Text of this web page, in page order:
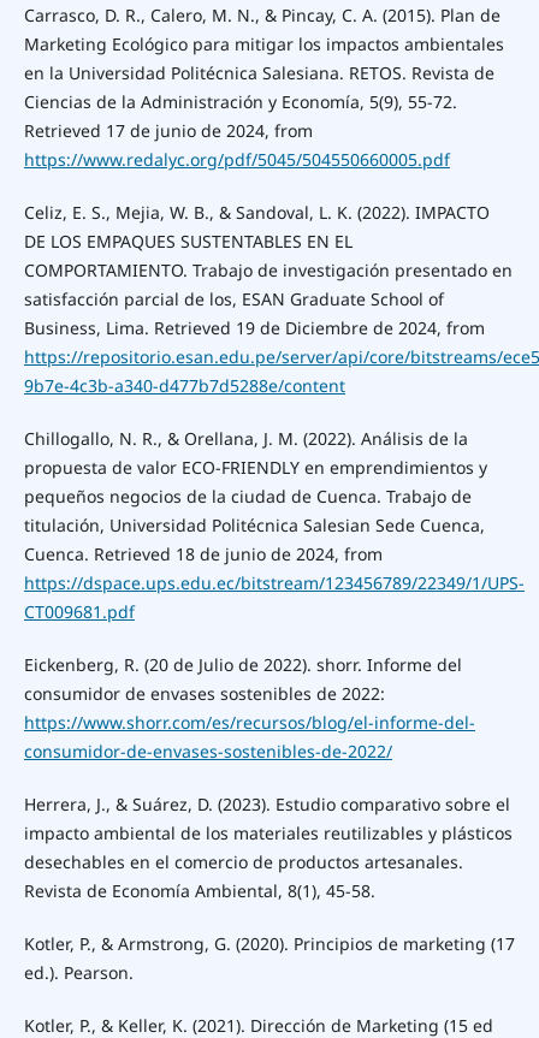
Carrasco, D. R., Calero, M. N., & Pincay, C. A. (2015). Plan de
Marketing Ecológico para mitigar los impactos ambientales
en la Universidad Politécnica Salesiana. RETOS. Revista de
Ciencias de la Administración y Economía, 5(9), 55-72.
Retrieved 17 de junio de 2024, from
https://www.redalyc.org/pdf/5045/504550660005.pdf
Celiz, E. S., Mejia, W. B., & Sandoval, L. K. (2022). IMPACTO
DE LOS EMPAQUES SUSTENTABLES EN EL
COMPORTAMIENTO. Trabajo de investigación presentado en
satisfacción parcial de los, ESAN Graduate School of
Business, Lima. Retrieved 19 de Diciembre de 2024, from
https://repositorio.esan.edu.pe/server/api/core/bitstreams/
9b7e-4c3b-a340-d477b7d5288e/content
Chillogallo, N. R., & Orellana, J. M. (2022). Análisis de la
propuesta de valor ECO-FRIENDLY en emprendimientos y
pequeños negocios de la ciudad de Cuenca. Trabajo de
titulación, Universidad Politécnica Salesian Sede Cuenca,
Cuenca. Retrieved 18 de junio de 2024, from
https://dspace.ups.edu.ec/bitstream/123456789/22349/1/UPS-
CT009681.pdf
Eickenberg, R. (20 de Julio de 2022). shorr. Informe del
consumidor de envases sostenibles de 2022:
https://www.shorr.com/es/recursos/blog/el-informe-del-
consumidor-de-envases-sostenibles-de-2022/
Herrera, J., & Suárez, D. (2023). Estudio comparativo sobre el
impacto ambiental de los materiales reutilizables y plásticos
desechables en el comercio de productos artesanales.
Revista de Economía Ambiental, 8(1), 45-58.
Kotler, P., & Armstrong, G. (2020). Principios de marketing (17
ed.). Pearson.
Kotler, P., & Keller, K. (2021). Dirección de Marketing (15 ed